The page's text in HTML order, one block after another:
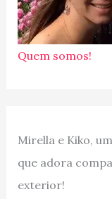
Quem somos!
Mirella e Kiko,
que adora
exterior!